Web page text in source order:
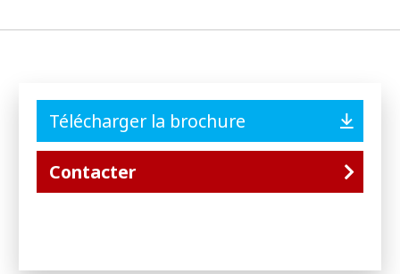
Télécharger la brochure
Contacter